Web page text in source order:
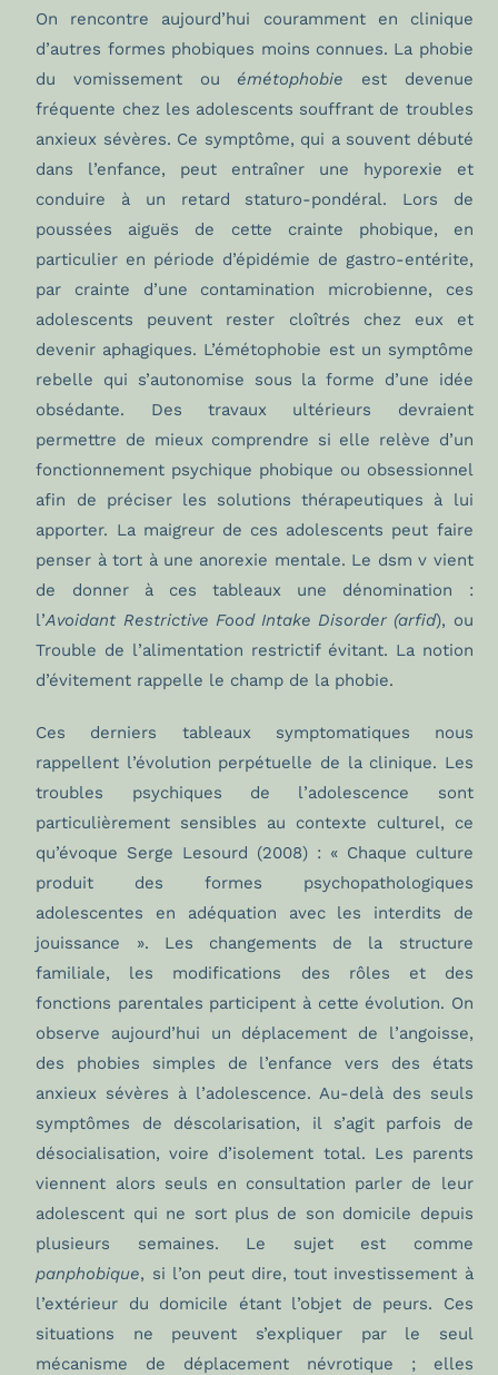
On rencontre aujourd’hui couramment en clinique
d’autres formes phobiques moins connues. La phobie
du vomissement ou émétophobie est devenue
fréquente chez les adolescents souffrant de troubles
anxieux sévères. Ce symptôme, qui a souvent débuté
dans l’enfance, peut entraîner une hyporexie et
conduire à un retard staturo-pondéral. Lors de
poussées aiguës de cette crainte phobique, en
particulier en période d’épidémie de gastro-entérite,
par crainte d’une contamination microbienne, ces
adolescents peuvent rester cloîtrés chez eux et
devenir aphagiques. L’émétophobie est un symptôme
rebelle qui s’autonomise sous la forme d’une idée
obsédante. Des travaux ultérieurs devraient
permettre de mieux comprendre si elle relève d’un
fonctionnement psychique phobique ou obsessionnel
afin de préciser les solutions thérapeutiques à lui
apporter. La maigreur de ces adolescents peut faire
penser à tort à une anorexie mentale. Le dsm v vient
de donner à ces tableaux une dénomination :
l’Avoidant Restrictive Food Intake Disorder (arfid), ou
Trouble de l’alimentation restrictif évitant. La notion
d’évitement rappelle le champ de la phobie.
Ces derniers tableaux symptomatiques nous
rappellent l’évolution perpétuelle de la clinique. Les
troubles psychiques de l’adolescence sont
particulièrement sensibles au contexte culturel, ce
qu’évoque Serge Lesourd (2008) : « Chaque culture
produit des formes psychopathologiques
adolescentes en adéquation avec les interdits de
jouissance ». Les changements de la structure
familiale, les modifications des rôles et des
fonctions parentales participent à cette évolution. On
observe aujourd’hui un déplacement de l’angoisse,
des phobies simples de l’enfance vers des états
anxieux sévères à l’adolescence. Au-delà des seuls
symptômes de déscolarisation, il s’agit parfois de
désocialisation, voire d’isolement total. Les parents
viennent alors seuls en consultation parler de leur
adolescent qui ne sort plus de son domicile depuis
plusieurs semaines. Le sujet est comme
panphobique, si l’on peut dire, tout investissement à
l’extérieur du domicile étant l’objet de peurs. Ces
situations ne peuvent s’expliquer par le seul
mécanisme de déplacement névrotique ; elles